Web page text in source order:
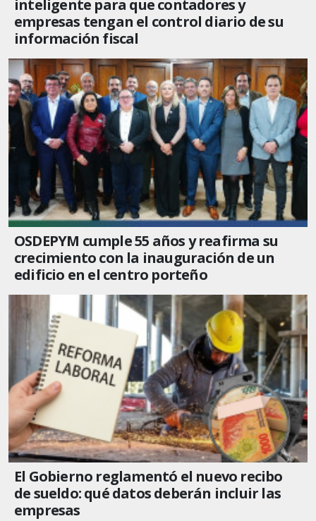
inteligente para que contadores y
empresas tengan el control diario de su
información fiscal
OSDEPYM cumple 55 años y reafirma su
crecimiento con la inauguración de un
edificio en el centro porteño
El Gobierno reglamentó el nuevo recibo
de sueldo: qué datos deberán incluir las
empresas